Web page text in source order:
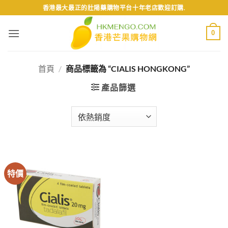
to
content
香港最大最正的壯陽藥購物平台十年老店歡迎訂購.
0
首頁 / 商品標籤為 “CIALIS HONGKONG”
產品篩選
特價